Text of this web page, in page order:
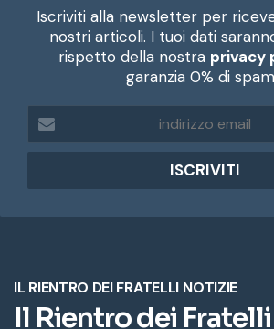
Iscriviti alla newsletter per
nostri articoli. I tuoi dati
rispetto della nostra privacy
garanzia 0% di
d
r
e
m